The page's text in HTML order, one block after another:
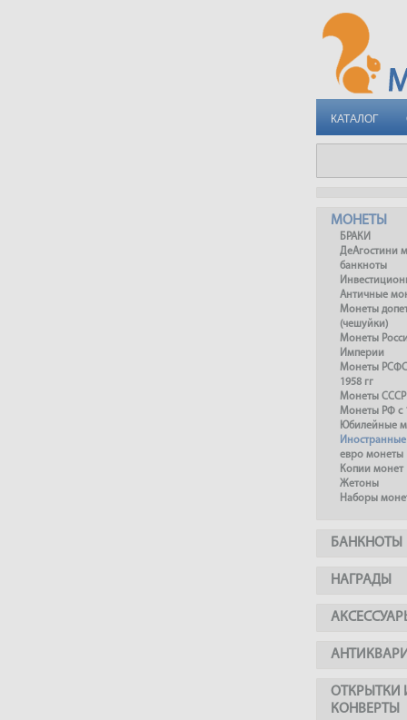
КАТАЛОГ
МОНЕТЫ
БРАКИ
ДеАгостини
банкноты
Античные
Монеты
(чешуйки)
Монеты
Империи
Монеты
1958 гг
Монеты СССР
Монеты РФ с
Юбилейные
евро монеты
Копии монет
Жетоны
Наборы
БАНКНОТЫ
НАГРАДЫ
ОТКРЫТКИ
КОНВЕРТЫ